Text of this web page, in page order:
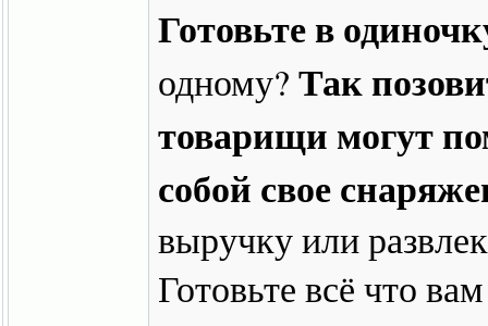
Готовьте в
одному? Так
товарищи могут
собой свое
выручку или
Готовьте всё что